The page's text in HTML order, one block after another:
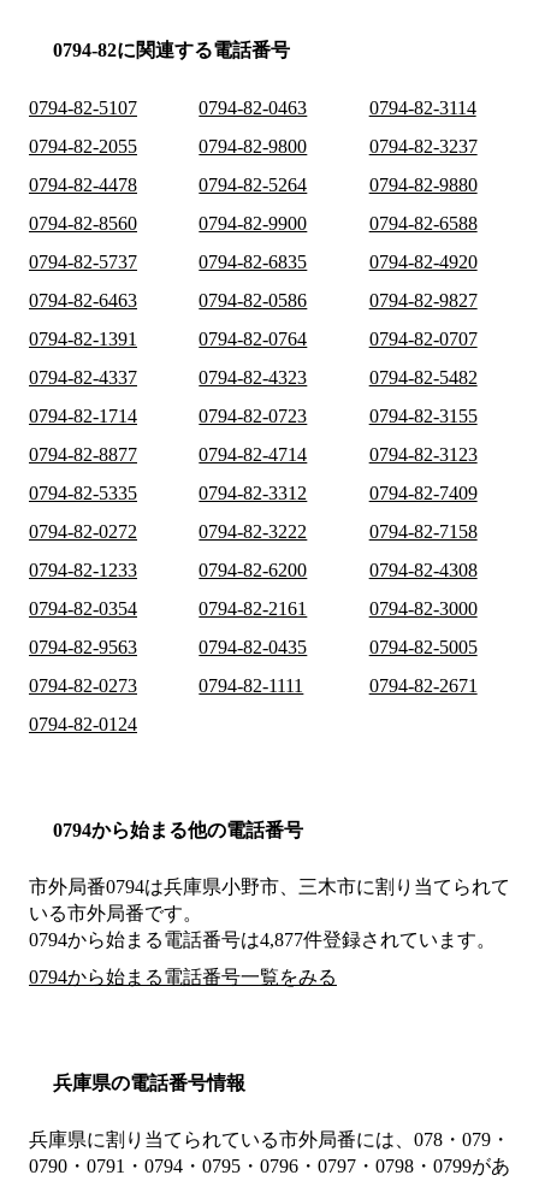
0794-82に関連する電話番号
0794-82-5107 0794-82-0463
0794-82-3114
0794-82-2055
0794-82-9800
0794-82-3237
0794-82-4478
0794-82-5264
0794-82-9880
0794-82-8560
0794-82-9900
0794-82-6588
0794-82-5737
0794-82-6835
0794-82-4920
0794-82-6463
0794-82-0586
0794-82-9827
0794-82-1391
0794-82-0764
0794-82-0707
0794-82-4337
0794-82-4323
0794-82-5482
0794-82-1714
0794-82-0723
0794-82-3155
0794-82-8877
0794-82-4714
0794-82-3123
0794-82-5335
0794-82-3312
0794-82-7409
0794-82-0272
0794-82-3222
0794-82-7158
0794-82-1233
0794-82-6200
0794-82-4308
0794-82-0354
0794-82-2161
0794-82-3000
0794-82-9563
0794-82-0435
0794-82-5005
0794-82-0273
0794-82-1111
0794-82-2671
0794-82-0124
0794から始まる他の電話番号
市外局番0794は兵庫県小野市、三木市に割り当てられて
いる市外局番です。
0794から始まる電話番号は4,877件登録されています。
0794から始まる電話番号一覧をみる
兵庫県の電話番号情報
兵庫県に割り当てられている市外局番には、078・079・
0790・0791・0794・0795・0796・0797・0798・0799があ